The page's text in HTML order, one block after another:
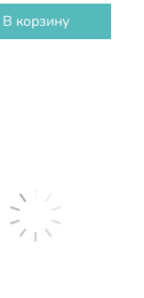
В корзину